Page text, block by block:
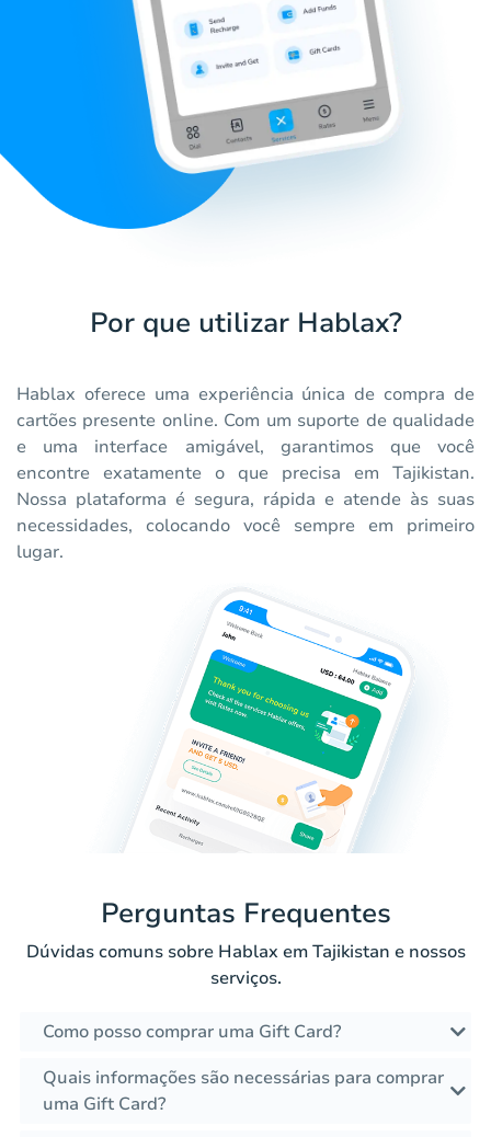
Por que utilizar Hablax?
Hablax oferece uma experiência única de compra de
cartões presente online. Com um suporte de qualidade
e uma interface amigável, garantimos que você
encontre exatamente o que precisa em Tajikistan.
Nossa plataforma é segura, rápida e atende às suas
necessidades, colocando você sempre em primeiro
lugar.
Perguntas Frequentes
Dúvidas comuns sobre Hablax em Tajikistan e nossos
serviços.
Como posso comprar uma Gift Card?
Quais informações são necessárias para comprar
uma Gift Card?